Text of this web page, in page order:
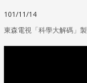
101/11/14
東森電視「科學大解碼」